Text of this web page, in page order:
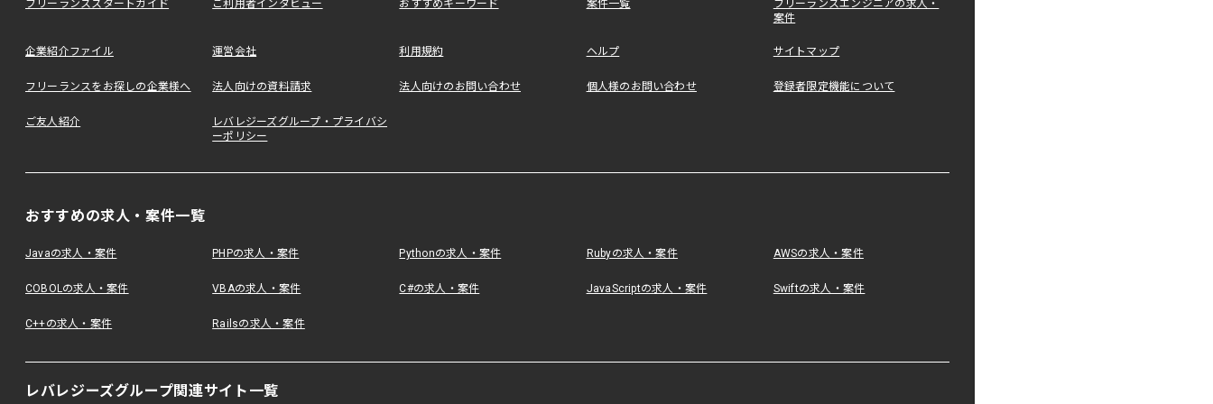
フリーランススタートガイド ご利用者インタビュー おすすめキーワード 案件一覧
フリーランスエンジニアの求人・
案件
企業紹介ファイル 運営会社 利用規約 ヘルプ サイトマップ
フリーランスをお探しの企業様へ 法人向けの資料請求 法人向けのお問い合わせ 個人様のお問い合わせ 登録者限定機能について
ご友人紹介
レバレジーズグループ・プライバシ
ーポリシー
おすすめの求人・案件一覧
Javaの求人・案件 PHPの求人・案件 Pythonの求人・案件 Rubyの求人・案件 AWSの求人・案件
COBOLの求人・案件 VBAの求人・案件 C#の求人・案件 JavaScriptの求人・案件 Swiftの求人・案件
C++の求人・案件 Railsの求人・案件
レバレジーズグループ関連サイト一覧